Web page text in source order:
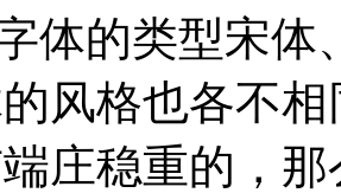
体的类型宋
风格也各不
庄稳重的，